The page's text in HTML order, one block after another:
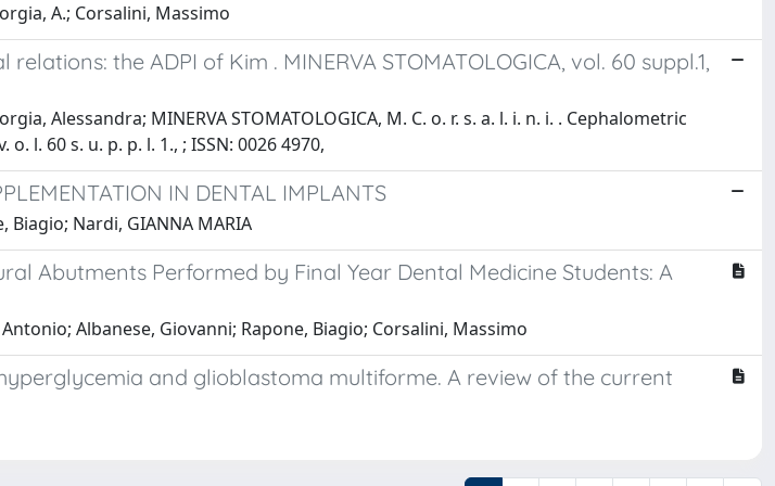
A.; Corsalini, Massimo
the ADPI of Kim . MINERVA STOMATOLOGICA, vol. 60 suppl.1,
Alessandra; MINERVA STOMATOLOGICA, M. C. o. r. s. a. l. i. n. i. . Cephalometric
l. 60 s. u. p. p. l. 1., ; ISSN: 0026 4970,
IN DENTAL IMPLANTS
Biagio; Nardi, GIANNA MARIA
Abutments Performed by Final Year Dental Medicine Students: A
Albanese, Giovanni; Rapone, Biagio; Corsalini, Massimo
and glioblastoma multiforme. A review of the current